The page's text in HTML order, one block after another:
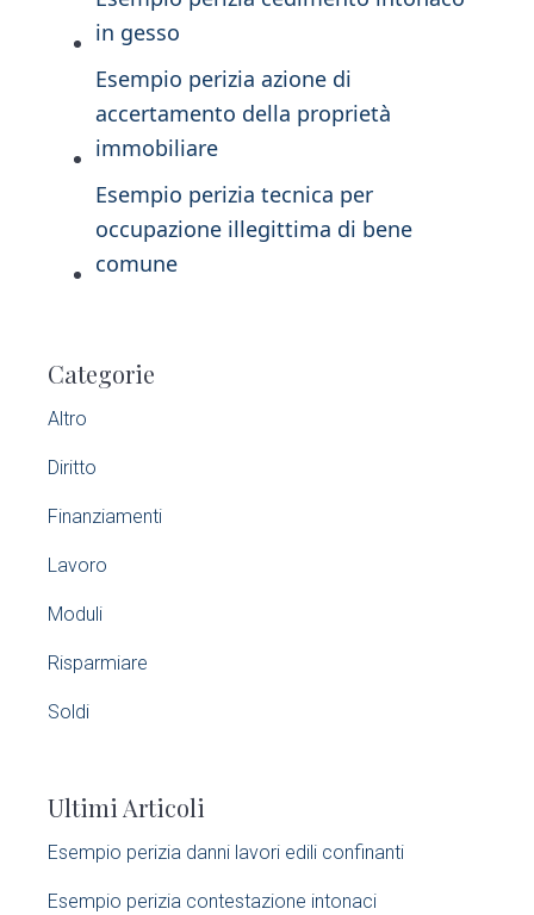
in gesso
Esempio perizia azione di
accertamento della proprietà
immobiliare​
Esempio perizia tecnica per
occupazione illegittima di bene
comune​
m
a
S
d
e
Categorie
Altro
Diritto
Finanziamenti
Lavoro
Moduli
Risparmiare
Soldi
Ultimi Articoli
Esempio perizia danni lavori edili confinanti​
Esempio perizia contestazione intonaci​